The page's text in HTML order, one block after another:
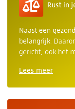
Rust in
Naast een
belangrijk.
gericht, ook het
Lees meer